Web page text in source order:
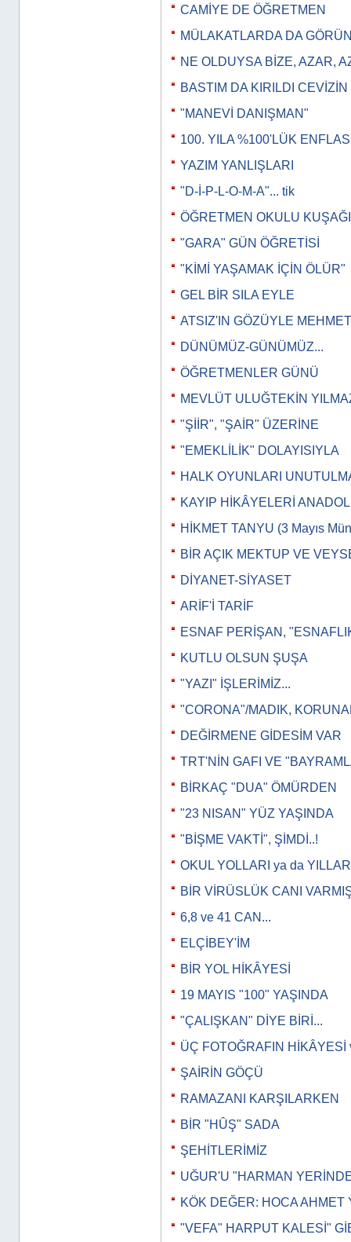
CAMİYE DE ÖĞRETMEN
MÜLAKATLARDA DA
NE OLDUYSA BİZE, AZAR,
BASTIM DA KIRILDI CEVİZİN
"MANEVİ DANIŞMAN"
100. YILA %100'LÜK
YAZIM YANLIŞLARI
"D-İ-P-L-O-M-A"... tik
ÖĞRETMEN OKULU KUŞAĞI
"GARA" GÜN ÖĞRETİSİ
"KİMİ YAŞAMAK İÇİN ÖLÜR"
GEL BİR SILA EYLE
ATSIZ'IN GÖZÜYLE
DÜNÜMÜZ-GÜNÜMÜZ...
ÖĞRETMENLER GÜNÜ
MEVLÜT ULUĞTEKİN
"ŞİİR", "ŞAİR" ÜZERİNE
"EMEKLİLİK" DOLAYISIYLA
HALK OYUNLARI
KAYIP HİKÂYELERİ
HİKMET TANYU (3 Mayıs
BİR AÇIK MEKTUP VE
DİYANET-SİYASET
ARİF'İ TARİF
ESNAF PERİŞAN,
KUTLU OLSUN ŞUŞA
"YAZI" İŞLERİMİZ...
"CORONA"/MADIK,
DEĞİRMENE GİDESİM VAR
TRT'NİN GAFI VE
BİRKAÇ "DUA" ÖMÜRDEN
"23 NISAN" YÜZ YAŞINDA
"BİŞME VAKTİ", ŞİMDİ..!
OKUL YOLLARI ya da
BİR VİRÜSLÜK CANI
6,8 ve 41 CAN...
ELÇİBEY'İM
BİR YOL HİKÂYESİ
19 MAYIS "100" YAŞINDA
"ÇALIŞKAN" DİYE BİRİ...
ÜÇ FOTOĞRAFIN HİKÂYESİ
ŞAİRİN GÖÇÜ
RAMAZANI KARŞILARKEN
BİR "HÛŞ" SADA
ŞEHİTLERİMİZ
UĞUR'U "HARMAN
KÖK DEĞER: HOCA AHMET
"VEFA" HARPUT KALESİ"